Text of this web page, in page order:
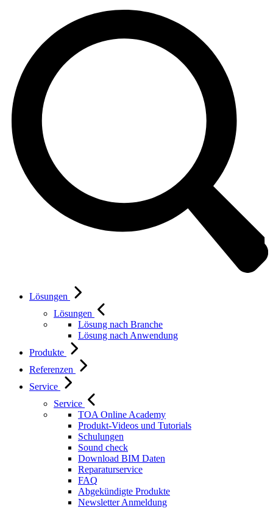
Lösungen
Lösungen
Lösung nach Branche
Lösung nach Anwendung
Produkte
Referenzen
Service
Service
TOA Online Academy
Produkt-Videos und Tutorials
Schulungen
Sound check
Download BIM Daten
Reparaturservice
FAQ
Abgekündigte Produkte
Newsletter Anmeldung